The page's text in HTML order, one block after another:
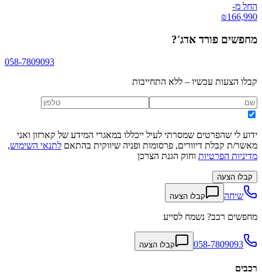
החל מ-
₪166,990
מחפשים פורד אדג'?
058-7809093
קבלו הצעות עכשיו – ללא התחייבות
ידוע לי שהפרטים שמסרתי לעיל ייכללו במאגרי המידע של קארזון ואני
מאשר/ת קבלת דיוורים, פרסומות ופניה שיווקית בהתאם לתנאי השימוש,
מדיניות הפרטיות וחוק הגנת הצרכן
קבלו הצעה
שיחה קבלו הצעה
מחפשים רכב? נשמח לסייע
058-7809093 קבלו הצעה
רכבים